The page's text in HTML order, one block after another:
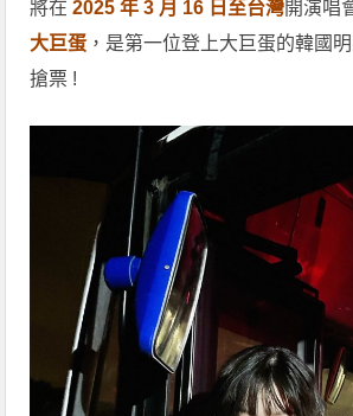
將在 2025 年 3 月 16 日至台灣開演唱
大巨蛋 ，是第一位登上大巨蛋的韓國
搶票 !